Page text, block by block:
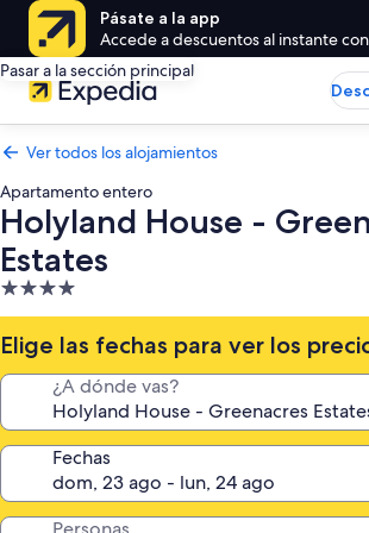
Pásate a la app
Accede a descuentos al instante
Pasar a la sección principal
Ver todos los alojamientos
Apartamento entero
Holyland House -
Estates
Alojamiento
de
4.0 estrellas
Elige las fechas para ver los
¿A dónde vas?
Fechas